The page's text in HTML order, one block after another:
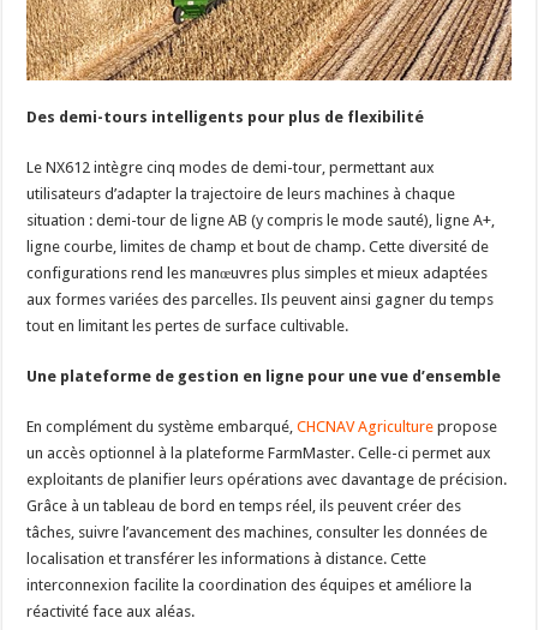
Des demi-tours intelligents pour plus de flexibilité
Le NX612 intègre cinq modes de demi-tour, permettant aux
utilisateurs d’adapter la trajectoire de leurs machines à chaque
situation : demi-tour de ligne AB (y compris le mode sauté), ligne A+,
ligne courbe, limites de champ et bout de champ. Cette diversité de
configurations rend les manœuvres plus simples et mieux adaptées
aux formes variées des parcelles. Ils peuvent ainsi gagner du temps
tout en limitant les pertes de surface cultivable.
Une plateforme de gestion en ligne pour une vue d’ensemble
En complément du système embarqué,CHCNAV Agriculture propose
un accès optionnel à la plateforme FarmMaster. Celle-ci permet aux
exploitants de planifier leurs opérations avec davantage de précision.
Grâce à un tableau de bord en temps réel, ils peuvent créer des
tâches, suivre l’avancement des machines, consulter les données de
localisation et transférer les informations à distance. Cette
interconnexion facilite la coordination des équipes et améliore la
réactivité face aux aléas.